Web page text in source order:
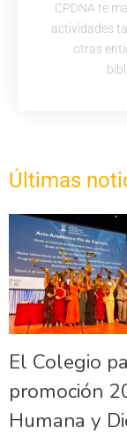
CPDNA te
actividades
otras
Últimas
El Colegio
promoción
Humana y